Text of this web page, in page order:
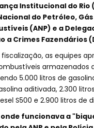
Institucional do Rio
do Petróleo,
(ANP) e a
a Crimes Fazendários
as equipes
armazenados
5.000 litros de
aditivada, 2.300
S500 e 2.900 litros de
onde funcionava a